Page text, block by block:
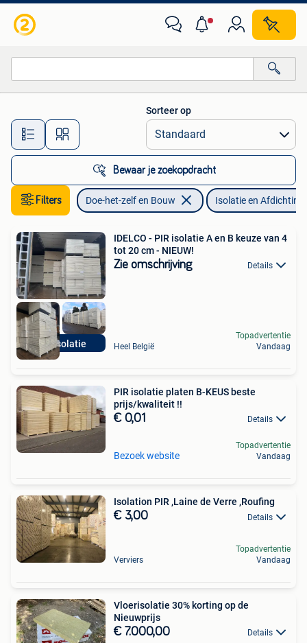
Alle afstanden…
Sorteer op
Bewaar je zoekopdracht
Filters Doe-het-zelf en Bouw Isolatie en Afdichting
PIR isolatie
IDELCO - PIR isolatie A en B keuze van 4
tot 20 cm - NIEUW!
Zie omschrijving Details
Heel België
Topadvertentie
Vandaag
PIR isolatie platen B-KEUS beste
prijs/kwaliteit !!
€ 0,01 Details
Bezoek website
Topadvertentie
Vandaag
Isolation PIR ,Laine de Verre ,Roufing
€ 3,00 Details
Verviers
Topadvertentie
Vandaag
Vloerisolatie 30% korting op de
Nieuwprijs
€ 7.000,00 Details